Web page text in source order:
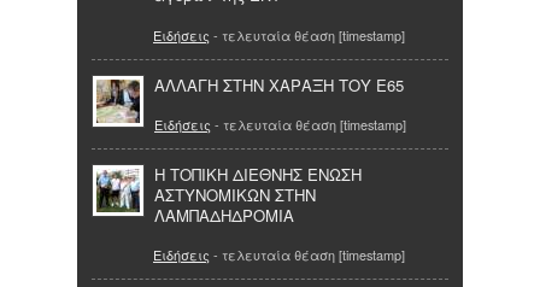
Ειδήσεις - τελευταία θέαση [timestamp]
ΑΛΛΑΓΗ ΣΤΗΝ ΧΑΡΑΞΗ ΤΟΥ Ε65
Ειδήσεις - τελευταία θέαση [timestamp]
Η ΤΟΠΙΚΗ ΔΙΕΘΝΗΣ ΕΝΩΣΗ
ΑΣΤΥΝΟΜΙΚΩΝ ΣΤΗΝ
ΛΑΜΠΑΔΗΔΡΟΜΙΑ
Ειδήσεις - τελευταία θέαση [timestamp]